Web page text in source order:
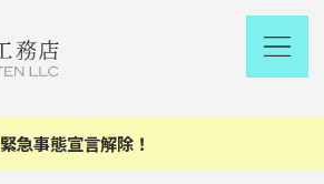
緊急事態宣言解除！